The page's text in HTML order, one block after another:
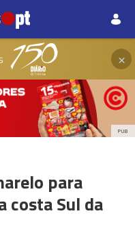
×
PUB
para
costa Sul da